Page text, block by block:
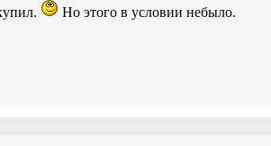
Но этого в условии небыло.